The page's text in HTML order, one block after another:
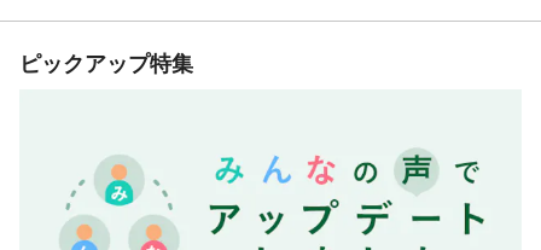
ピックアップ特集